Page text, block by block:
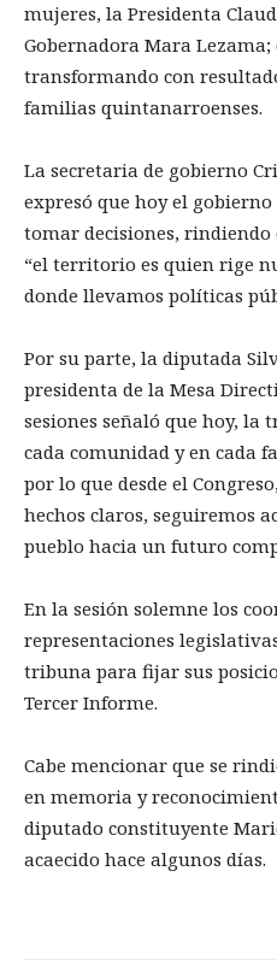
mujeres, la Presidenta
Gobernadora Mara Lezama;
transformando con
familias quintanarroenses.
La secretaria de gobierno
expresó que hoy el
tomar decisiones, rindiendo
“el territorio es quien rige
donde llevamos políticas
Por su parte, la diputada
presidenta de la Mesa
sesiones señaló que hoy, la
cada comunidad y en cada
por lo que desde el
hechos claros, seguiremos
pueblo hacia un futuro
En la sesión solemne los
representaciones
tribuna para fijar sus
Tercer Informe.
Cabe mencionar que se
en memoria y
diputado constituyente
acaecido hace algunos días.